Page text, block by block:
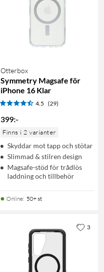
Otterbox
Symmetry Magsafe för
iPhone 16 Klar
4.5 (29)
399:-
Finns i 2 varianter
Skyddar mot tapp och stötar
Slimmad & stilren design
Magsafe-stöd för trådlös
laddning och tillbehör
Online: 50+ st
3